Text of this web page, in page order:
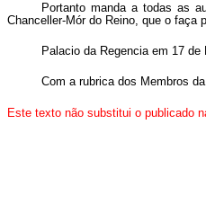
Portanto manda a todas as
Chanceller-Mór do Reino, que o faça
Palacio da Regencia em 17 de
Com a rubrica dos Membros
Este texto não substitui o publicado